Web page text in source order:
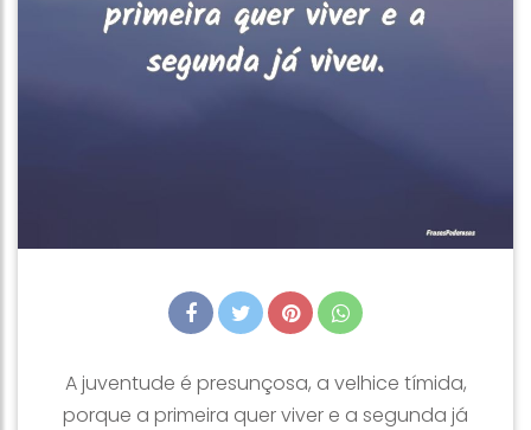
A juventude é presunçosa, a velhice tímida,
porque a primeira quer viver e a segunda já